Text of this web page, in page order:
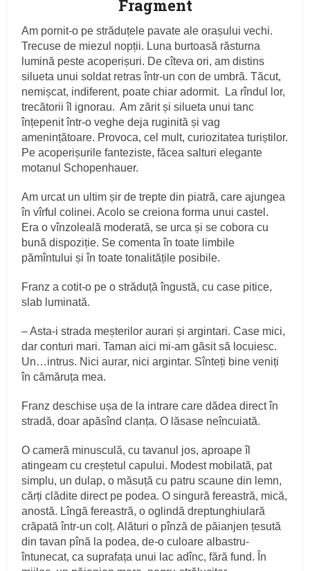
Fragment
Am pornit-o pe străduțele pavate ale orașului vechi.
Trecuse de miezul nopții. Luna burtoasă răsturna
lumină peste acoperișuri. De cîteva ori, am distins
silueta unui soldat retras într-un con de umbră. Tăcut,
nemișcat, indiferent, poate chiar adormit. La rîndul lor,
trecătorii îl ignorau. Am zărit și silueta unui tanc
înțepenit într-o veghe deja ruginită și vag
amenințătoare. Provoca, cel mult, curiozitatea turiștilor.
Pe acoperișurile fanteziste, făcea salturi elegante
motanul Schopenhauer.
Am urcat un ultim șir de trepte din piatră, care ajungea
în vîrful colinei. Acolo se creiona forma unui castel.
Era o vînzoleală moderată, se urca și se cobora cu
bună dispoziție. Se comenta în toate limbile
pămîntului și în toate tonalitățile posibile.
Franz a cotit-o pe o străduță îngustă, cu case pitice,
slab luminată.
– Asta-i strada meșterilor aurari și argintari. Case mici,
dar conturi mari. Taman aici mi-am găsit să locuiesc.
Un…intrus. Nici aurar, nici argintar. Sînteți bine veniți
în cămăruța mea.
Franz deschise ușa de la intrare care dădea direct în
stradă, doar apăsînd clanța. O lăsase neîncuiată.
O cameră minusculă, cu tavanul jos, aproape îl
atingeam cu creștetul capului. Modest mobilată, pat
simplu, un dulap, o măsuță cu patru scaune din lemn,
cărți clădite direct pe podea. O singură fereastră, mică,
anostă. Lîngă fereastră, o oglindă dreptunghiulară
crăpată într-un colț. Alături o pînză de păianjen țesută
din tavan pînă la podea, de-o culoare albastru-
întunecat, ca suprafața unui lac adînc, fără fund. În